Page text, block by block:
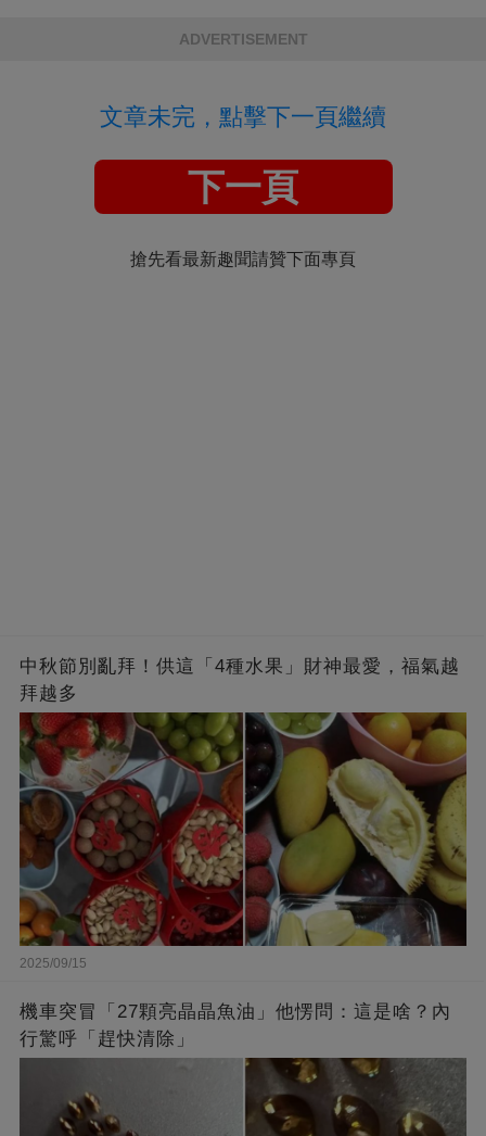
ADVERTISEMENT
文章未完，點擊下一頁繼續
下一頁
搶先看最新趣聞請贊下面專頁
中秋節別亂拜！供這「4種水果」財神最愛，福氣越
拜越多
2025/09/15
機車突冒「27顆亮晶晶魚油」他愣問：這是啥？內
行驚呼「趕快清除」